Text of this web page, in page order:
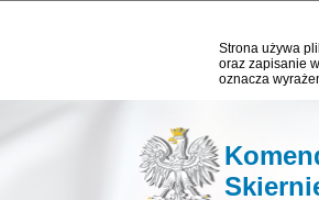
Strona używa
oraz zapisanie
oznacza